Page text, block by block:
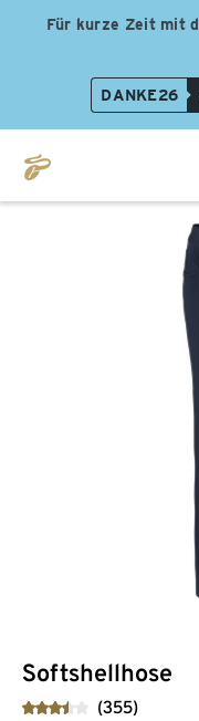
Für kurze Zeit mit
DANKE26
Softshellhose
(355)